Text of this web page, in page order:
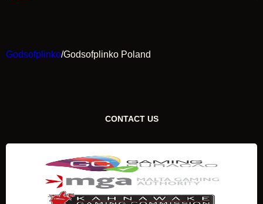
Godsofplinko/Godsofplinko Poland
CONTACT US